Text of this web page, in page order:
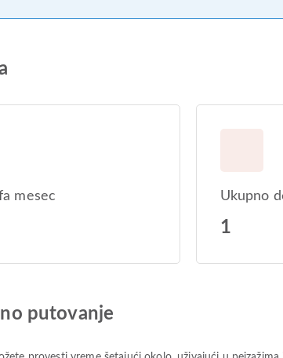
mesec Ukupno
1
putovanje